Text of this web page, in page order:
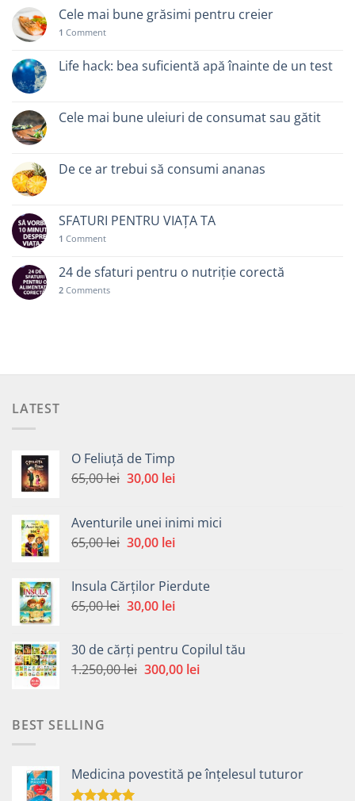
Cele mai bune grăsimi pentru creier
1 Comment
Life hack: bea suficientă apă înainte de un test
Cele mai bune uleiuri de consumat sau gătit
De ce ar trebui să consumi ananas
SFATURI PENTRU VIAȚA TA
1 Comment
24 de sfaturi pentru o nutriție corectă
2 Comments
LATEST
O Feliuță de Timp
65,00lei Prețul
fost:
65,00 lei.
30,00 leiPrețul
30,00 lei.
Aventurile unei inimi mici
65,00lei Prețul
fost:
65,00 lei.
30,00 leiPrețul
30,00 lei.
Insula Cărților Pierdute
65,00lei Prețul
fost:
65,00 lei.
30,00 leiPrețul
30,00 lei.
30 de cărți pentru Copilul tău
1.250,00lei Prețul
300,00 leiPrețul
BEST SELLING
Medicina povestită pe înțelesul tuturor